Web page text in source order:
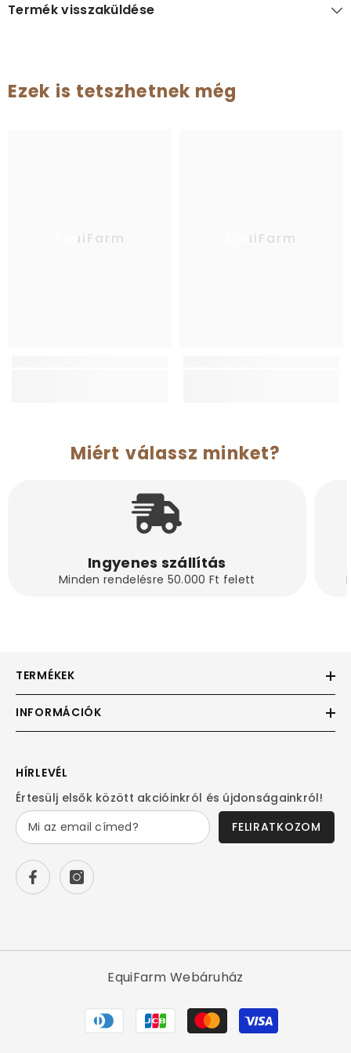
Termék visszaküldése
Ezek is tetszhetnek még
EquiFarm EquiFarm
Miért válassz minket?
Ingyenes szállítás
Minden rendelésre 50.000 Ft felett
TERMÉKEK
INFORMÁCIÓK
HÍRLEVÉL
Értesülj elsők között akcióinkról és újdonságainkról!
FELIRATKOZOM
EquiFarm Webáruház
Fizetési
módok